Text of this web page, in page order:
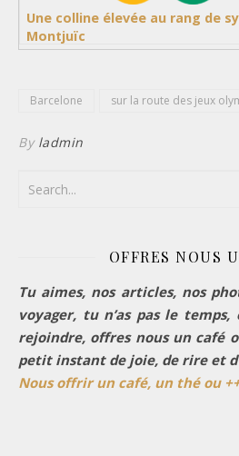
Une colline élevée au rang de
Montjuïc
Barcelone sur la route des jeux
By ladmin
OFFRES NOUS
Tu aimes, nos articles, nos
voyager, tu n’as pas le temps,
rejoindre, offres nous un café
petit instant de joie, de rire et
Nous offrir un café, un thé ou